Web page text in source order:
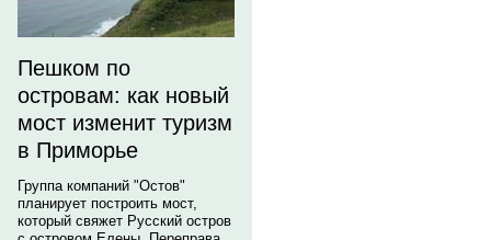
Пешком по
островам: как новый
мост изменит туризм
в Приморье
Группа компаний "Остов"
планирует построить мост,
который свяжет Русский остров